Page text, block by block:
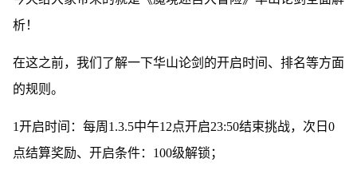
析！
在这之前，我们了解一下华山论剑的开启时间、排名等方面
的规则。
1开启时间：每周1.3.5中午12点开启23:50结束挑战，次日0
点结算奖励、开启条件：100级解锁；